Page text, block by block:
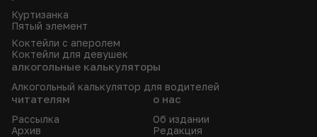
Куртизанка
Пятый элемент
Коктейли с аперолем
Коктейли для девушек
алкогольные калькуляторы
Алкогольный калькулятор для водителей
читателям
Рассылка
Архив
о нас
Об издании
Редакция